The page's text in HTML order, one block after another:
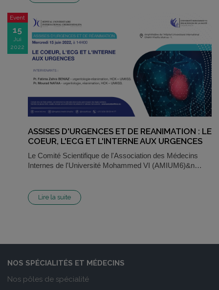
Event
15
Jui
2022
ASSISES D'URGENCES ET DE REANIMATION : LE
COEUR, L'ECG ET L'INTERNE AUX URGENCES
Le Comité Scientifique de l'Association des Médecins
Internes de l'Université Mohammed VI (AMIUM6)&n…
Lire la suite
NOS SPÉCIALITÉS ET MÉDECINS
Nos pôles de spécialité